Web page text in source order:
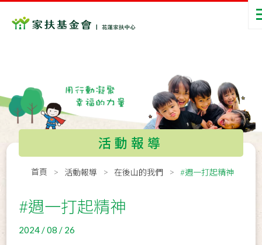
活動報導
首頁 活動報導 在後山的我們 #週一打起精神
#週一打起精神
2024 / 08 / 26